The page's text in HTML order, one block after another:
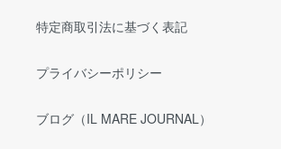
特定商取引法に基づく表記
プライバシーポリシー
ブログ（IL MARE JOURNAL）